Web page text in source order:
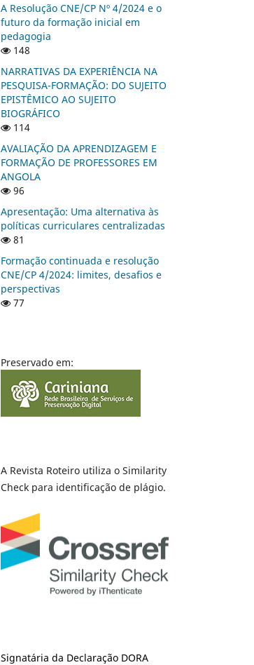
A Resolução CNE/CP Nº 4/2024 e o
futuro da formação inicial em
pedagogia
148
NARRATIVAS DA EXPERIÊNCIA NA
PESQUISA-FORMAÇÃO: DO SUJEITO
EPISTÊMICO AO SUJEITO
BIOGRÁFICO
114
AVALIAÇÃO DA APRENDIZAGEM E
FORMAÇÃO DE PROFESSORES EM
ANGOLA
96
Apresentação: Uma alternativa às
políticas curriculares centralizadas
81
Formação continuada e resolução
CNE/CP 4/2024: limites, desafios e
perspectivas
77
Preservado em:
A Revista Roteiro utiliza o Similarity
Check para identificação de plágio.
Signatária da Declaração DORA